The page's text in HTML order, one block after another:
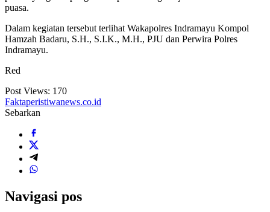
puasa.
Dalam kegiatan tersebut terlihat Wakapolres Indramayu Kompol
Hamzah Badaru, S.H., S.I.K., M.H., PJU dan Perwira Polres
Indramayu.
Red
Post Views: 170
Faktaperistiwanews.co.id
Sebarkan
Navigasi pos